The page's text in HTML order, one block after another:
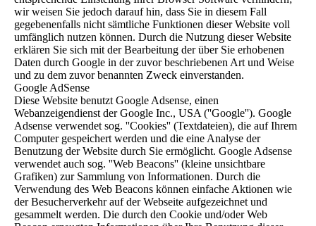
wir weisen Sie jedoch darauf hin, dass Sie in diesem Fall
gegebenenfalls nicht sämtliche Funktionen dieser Website voll
umfänglich nutzen können. Durch die Nutzung dieser Website
erklären Sie sich mit der Bearbeitung der über Sie erhobenen
Daten durch Google in der zuvor beschriebenen Art und Weise
und zu dem zuvor benannten Zweck einverstanden.
Google AdSense
Diese Website benutzt Google Adsense, einen
Webanzeigendienst der Google Inc., USA (''Google''). Google
Adsense verwendet sog. ''Cookies'' (Textdateien), die auf Ihrem
Computer gespeichert werden und die eine Analyse der
Benutzung der Website durch Sie ermöglicht. Google Adsense
verwendet auch sog. ''Web Beacons'' (kleine unsichtbare
Grafiken) zur Sammlung von Informationen. Durch die
Verwendung des Web Beacons können einfache Aktionen wie
der Besucherverkehr auf der Webseite aufgezeichnet und
gesammelt werden. Die durch den Cookie und/oder Web